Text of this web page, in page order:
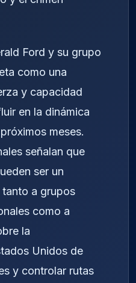
Ford y su grupo
como una
y capacidad
en la dinámica
meses.
señalan que
ser un
a grupos
como a
la
Unidos de
y controlar rutas